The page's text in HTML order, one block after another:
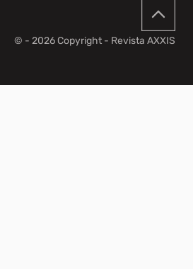
© - 2026 Copyright - Revista AXXIS